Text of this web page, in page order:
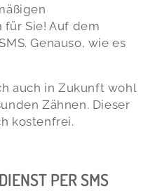
Sie! Auf dem
Genauso, wie es
auch in Zukunft wohl
Zähnen. Dieser
kostenfrei.
PER SMS